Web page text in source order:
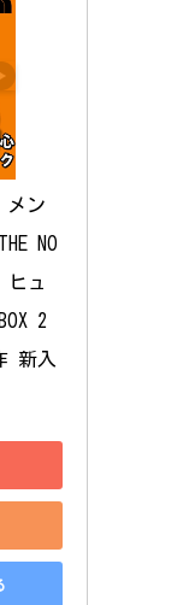
メン
NO
ヒュ
2
新入